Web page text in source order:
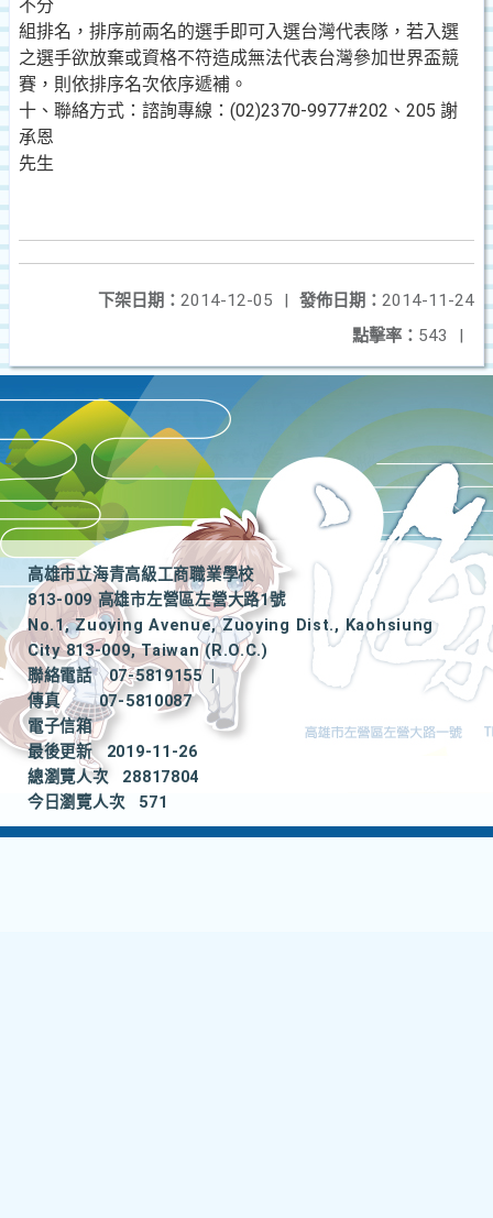
不分
組排名，排序前兩名的選手即可入選台灣代表隊，若入選
之選手欲放棄或資格不符造成無法代表台灣參加世界盃競
賽，則依排序名次依序遞補。
十、聯絡方式：諮詢專線：(02)2370-9977#202、205 謝
承恩
先生
發佈日期： 2014-11-24
下架日期： 2014-12-05
|
點擊率： 543 |
高雄市立海青高級工商職業學校
813-009 高雄市左營區左營大路1號
No.1, Zuoying Avenue, Zuoying Dist., Kaohsiung
City 813-009, Taiwan (R.O.C.)
聯絡電話
07-5819155
|
傳真
07-5810087
電子信箱
最後更新
2019-11-26
總瀏覽人次
28817804
今日瀏覽人次
571